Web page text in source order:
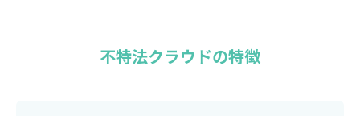
不特法クラウドの特徴